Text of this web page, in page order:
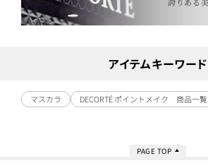
アイテムキーワード
マスカラ DECORTÉ ポイントメイク 商品一覧
PAGE TOP